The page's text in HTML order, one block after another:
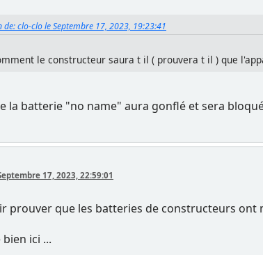
de: clo-clo le Septembre 17, 2023, 19:23:41
le constructeur saura t il ( prouvera t il ) que
la batterie "no name" aura gonflé et sera
17, 2023, 22:59:01
prouver que les batteries de constructeurs ont
ici ...